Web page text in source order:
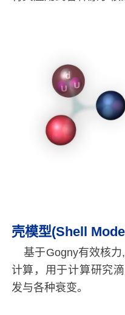
壳模型(Shell
基于Gogny有效核
计算，用于计算研究
发与各种衰变。